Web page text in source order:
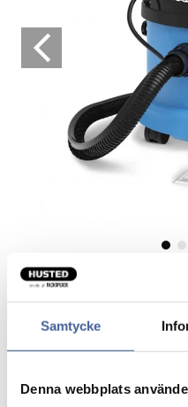
Samtycke
Denna webbplats
Tæppe- og
Alsidig alt-i-en maskine
Lille, fleksibel og robust